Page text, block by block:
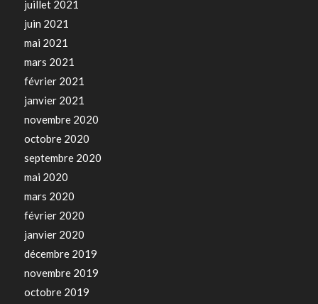
juillet 2021
juin 2021
mai 2021
mars 2021
février 2021
janvier 2021
novembre 2020
octobre 2020
septembre 2020
mai 2020
mars 2020
février 2020
janvier 2020
décembre 2019
novembre 2019
octobre 2019